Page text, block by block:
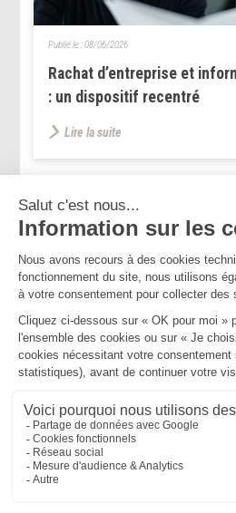
Rachat d’entreprise et
: un dispositif recentré
Publié le :08/06/2026
Lire la suite
<< < ...
>>
Mentions légalesPolitique de
Plan du site
MBA ET
235 Rue Helene Boucher, 34170
Bureau secondaire